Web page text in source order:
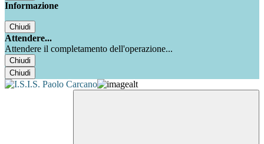
Informazione
Chiudi
Attendere...
Attendere il completamento dell'operazione...
Chiudi
Chiudi